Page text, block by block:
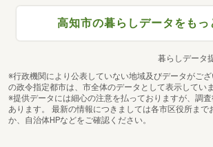
高知市の暮らしデータをもっ
暮らしデータ
※行政機関により公表していない地域及びデータがご
の政令指定都市は、市全体のデータとして表示していま
※提供データには細心の注意を払っておりますが、調
あります。 最新の情報につきましては各市区役所まで
か、自治体HPなどをご確認ください。